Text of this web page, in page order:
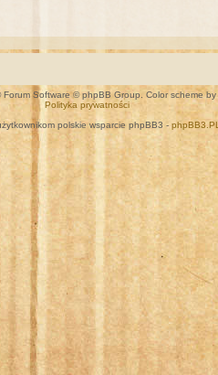
Forum Software © phpBB Group. Color scheme by
Polityka prywatności
polskie wsparcie phpBB3 - phpBB3.PL